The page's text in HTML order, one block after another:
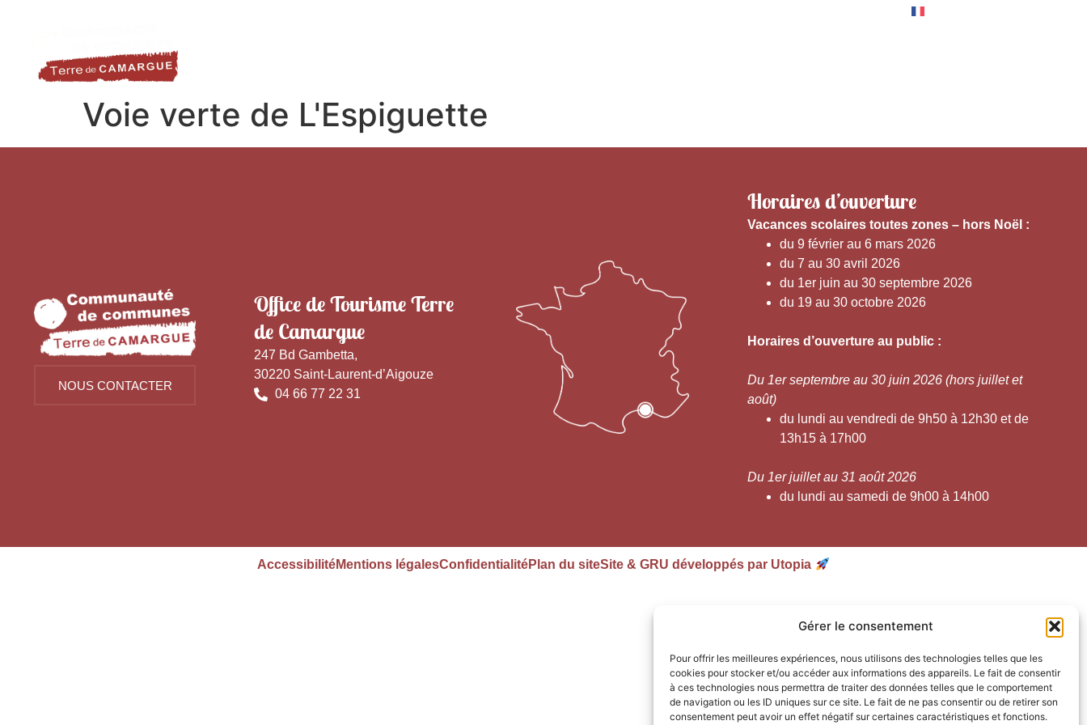
Gérer le consentement
Pour offrir les meilleures expériences, nous utilisons des technologies telles que les
cookies pour stocker et/ou accéder aux informations des appareils. Le fait de consentir
à ces technologies nous permettra de traiter des données telles que le comportement
de navigation ou les ID uniques sur ce site. Le fait de ne pas consentir ou de retirer son
consentement peut avoir un effet négatif sur certaines caractéristiques et fonctions.
Voie verte de L'Espiguette
NOUS CONTACTER
Office de Tourisme Terre
de Camargue
247 Bd Gambetta,
30220 Saint-Laurent-d’Aigouze
04 66 77 22 31
Horaires d’ouverture
Vacances scolaires toutes zones – hors Noël :
du 9 février au 6 mars 2026
du 7 au 30 avril 2026
du 1er juin au 30 septembre 2026
du 19 au 30 octobre 2026
Horaires d’ouverture au public :
Du 1er septembre au 30 juin 2026 (hors juillet et
août)
du lundi au vendredi de 9h50 à 12h30 et de
13h15 à 17h00
Du 1er juillet au 31 août 2026
du lundi au samedi de 9h00 à 14h00
AccessibilitéMentions légalesConfidentialitéPlan du siteSite & GRU développés par Utopia